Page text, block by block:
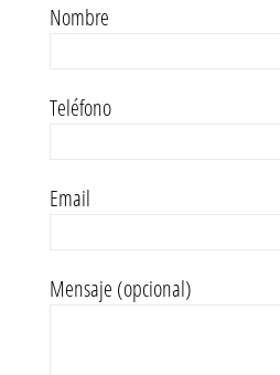
Nombre
Teléfono
Email
Mensaje (opcional)